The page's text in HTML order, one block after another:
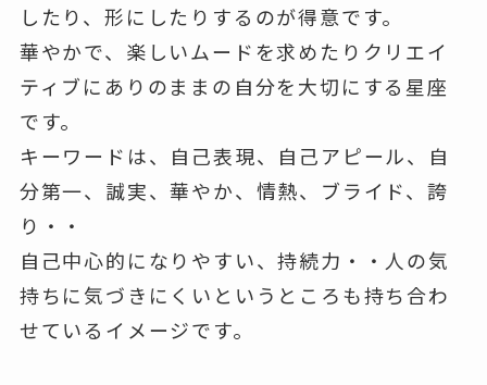
したり、形にしたりするのが得意です。
華やかで、楽しいムードを求めたりクリエイ
ティブにありのままの自分を大切にする星座
です。
キーワードは、自己表現、自己アピール、自
分第一、誠実、華やか、情熱、ブライド、誇
り・・
自己中心的になりやすい、持続力・・人の気
持ちに気づきにくいというところも持ち合わ
せているイメージです。